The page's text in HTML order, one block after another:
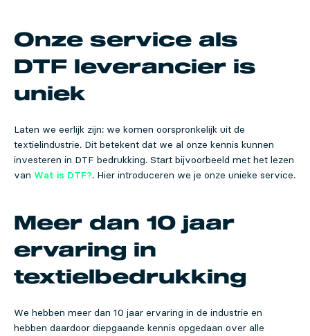
Onze service als
DTF leverancier is
uniek
Laten we eerlijk zijn: we komen oorspronkelijk uit de
textielindustrie. Dit betekent dat we al onze kennis kunnen
investeren in DTF bedrukking. Start bijvoorbeeld met het lezen
van Wat is DTF?. Hier introduceren we je onze unieke service.
Meer dan 10 jaar
ervaring in
textielbedrukking
We hebben meer dan 10 jaar ervaring in de industrie en
hebben daardoor diepgaande kennis opgedaan over alle